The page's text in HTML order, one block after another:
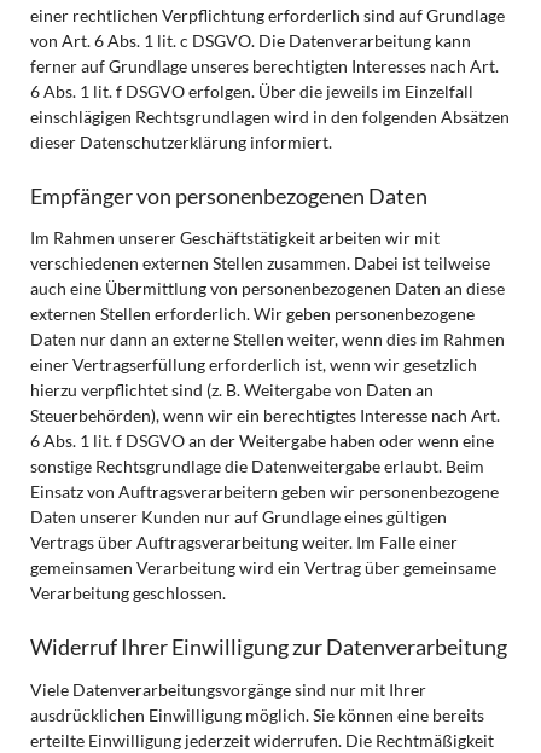
einer rechtlichen Verpflichtung erforderlich sind auf Grundlage
von Art. 6 Abs. 1 lit. c DSGVO. Die Datenverarbeitung kann
ferner auf Grundlage unseres berechtigten Interesses nach Art.
6 Abs. 1 lit. f DSGVO erfolgen. Über die jeweils im Einzelfall
einschlägigen Rechtsgrundlagen wird in den folgenden Absätzen
dieser Datenschutzerklärung informiert.
Empfänger von personenbezogenen Daten
Im Rahmen unserer Geschäftstätigkeit arbeiten wir mit
verschiedenen externen Stellen zusammen. Dabei ist teilweise
auch eine Übermittlung von personenbezogenen Daten an diese
externen Stellen erforderlich. Wir geben personenbezogene
Daten nur dann an externe Stellen weiter, wenn dies im Rahmen
einer Vertragserfüllung erforderlich ist, wenn wir gesetzlich
hierzu verpflichtet sind (z. B. Weitergabe von Daten an
Steuerbehörden), wenn wir ein berechtigtes Interesse nach Art.
6 Abs. 1 lit. f DSGVO an der Weitergabe haben oder wenn eine
sonstige Rechtsgrundlage die Datenweitergabe erlaubt. Beim
Einsatz von Auftragsverarbeitern geben wir personenbezogene
Daten unserer Kunden nur auf Grundlage eines gültigen
Vertrags über Auftragsverarbeitung weiter. Im Falle einer
gemeinsamen Verarbeitung wird ein Vertrag über gemeinsame
Verarbeitung geschlossen.
Widerruf Ihrer Einwilligung zur Datenverarbeitung
Viele Datenverarbeitungsvorgänge sind nur mit Ihrer
ausdrücklichen Einwilligung möglich. Sie können eine bereits
erteilte Einwilligung jederzeit widerrufen. Die Rechtmäßigkeit